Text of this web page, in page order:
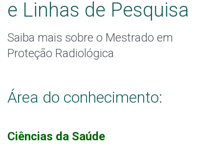
Agenda de Qualificações e Defesas
Docentes
e Linhas de Pesquisa
Saiba mais sobre o Mestrado em
Proteção Radiológica
Área do conhecimento:
Ciências da Saúde